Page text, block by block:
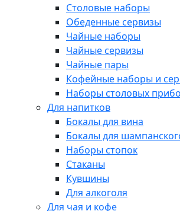
Столовые наборы
Обеденные сервизы
Чайные наборы
Чайные сервизы
Чайные пары
Кофейные наборы и
Наборы столовых
Для напитков
Бокалы для вина
Бокалы для
Наборы стопок
Стаканы
Кувшины
Для алкоголя
Для чая и кофе